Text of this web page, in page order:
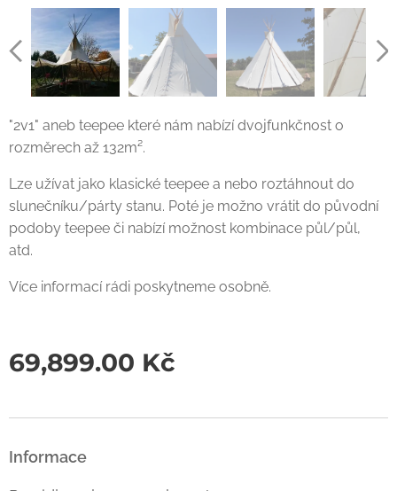
diviteepee
diviteepee
diviteepee
diviteepee
diviteepee
diviteepee
diviteepee
"2v1" aneb teepee které nám nabízí dvojfunkčnost o
rozměrech až 132m².
Lze užívat jako klasické teepee a nebo roztáhnout do
slunečníku/párty stanu. Poté je možno vrátit do původní
podoby teepee či nabízí možnost kombinace půl/půl,
atd.
Více informací rádi poskytneme osobně.
69,899.00 Kč
Informace